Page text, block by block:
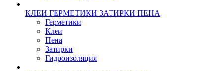
КЛЕИ ГЕРМЕТИКИ ЗАТИРКИ ПЕНА
Герметики
Клеи
Пена
Затирки
Гидроизоляция